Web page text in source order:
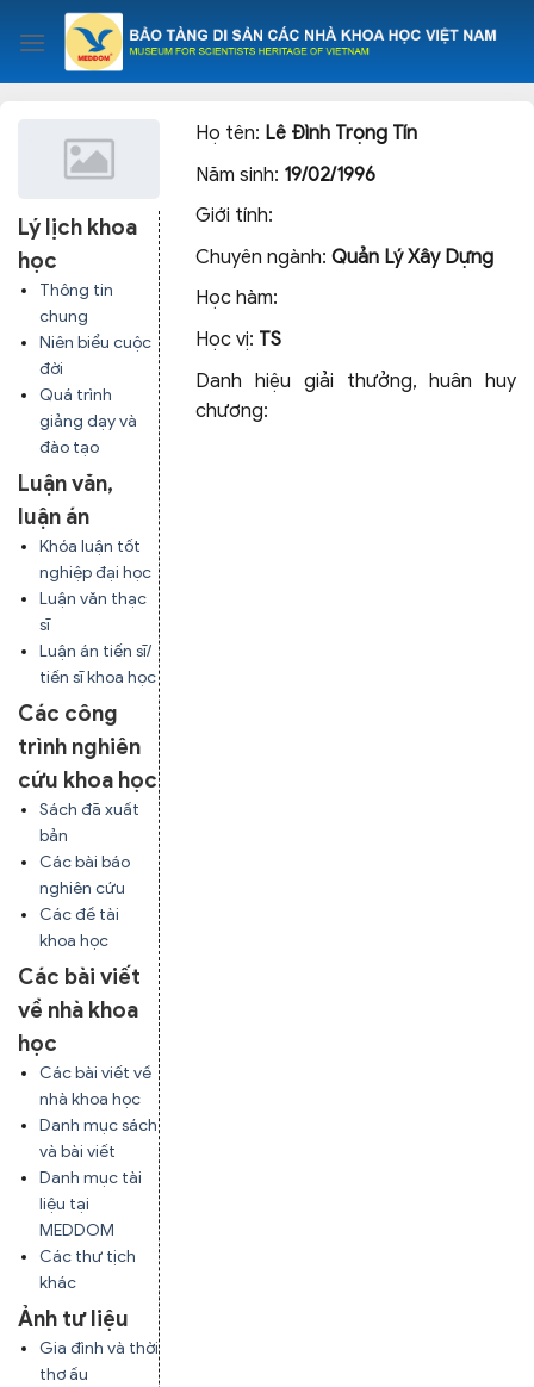
content
Lý lịch khoa
học
Thông tin
chung
Niên biểu cuộc
đời
Quá trình
giảng dạy và
đào tạo
Luận văn,
luận án
Khóa luận tốt
nghiệp đại học
Luận văn thạc
sĩ
Luận án tiến sĩ/
tiến sĩ khoa học
Các công
trình nghiên
cứu khoa học
Sách đã xuất
bản
Các bài báo
nghiên cứu
Các đề tài
khoa học
Các bài viết
về nhà khoa
học
Các bài viết về
nhà khoa học
Danh mục sách
và bài viết
Danh mục tài
liệu tại
MEDDOM
Các thư tịch
khác
Ảnh tư liệu
Gia đình và thời
thơ ấu
Họ tên: Lê Đình Trọng Tín
Năm sinh: 19/02/1996
Giới tính:
Chuyên ngành:Quản Lý Xây Dựng
Học hàm:
Học vị: TS
Danh hiệu giải thưởng, huân huy
chương: